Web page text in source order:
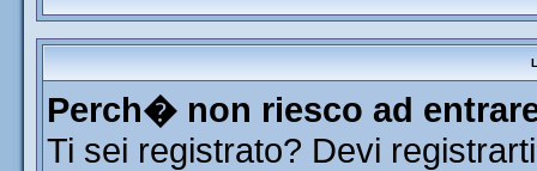
Perch� non riesco ad
Ti sei registrato? Devi